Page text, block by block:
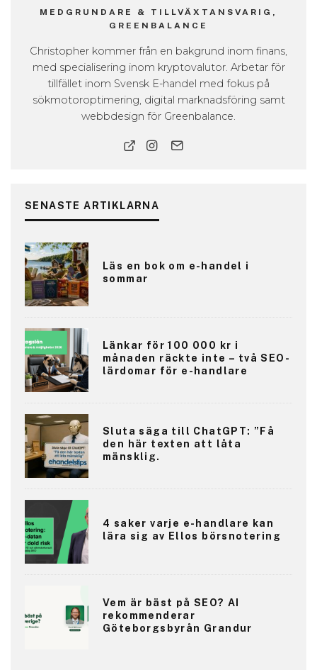
MEDGRUNDARE & TILLVÄXTANSVARIG,
GREENBALANCE
Christopher kommer från en bakgrund inom finans,
med specialisering inom kryptovalutor. Arbetar för
tillfället inom Svensk E-handel med fokus på
sökmotoroptimering, digital marknadsföring samt
webbdesign för Greenbalance.
SENASTE ARTIKLARNA
Läs en bok om e-handel i
sommar
Länkar för 100 000 kr i
månaden räckte inte – två SEO-
lärdomar för e-handlare
Sluta säga till ChatGPT: ”Få
den här texten att låta
mänsklig.
4 saker varje e-handlare kan
lära sig av Ellos börsnotering
Vem är bäst på SEO? AI
rekommenderar
Göteborgsbyrån Grandur